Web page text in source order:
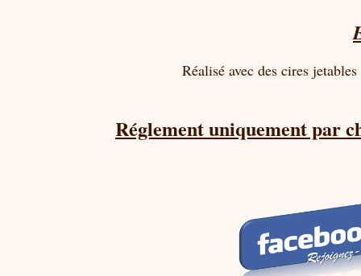
Réalisé avec des cires
Réglement uniquement par